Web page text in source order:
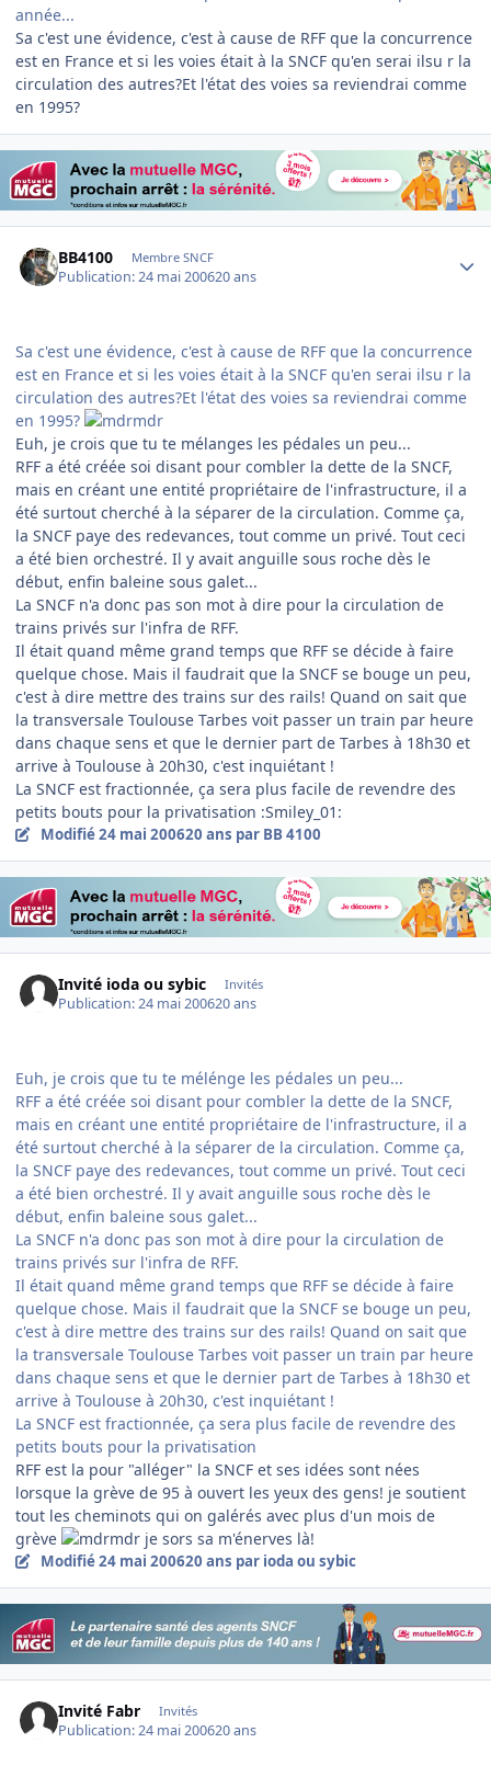
année...
Sa c'est une évidence, c'est à cause de RFF que la concurrence
est en France et si les voies était à la SNCF qu'en serai ilsu r la
circulation des autres?Et l'état des voies sa reviendrai comme
en 1995?
BB4100 Membre SNCF
Publication:24 mai 200620 ans
Sa c'est une évidence, c'est à cause de RFF que la concurrence
est en France et si les voies était à la SNCF qu'en serai ilsu r la
circulation des autres?Et l'état des voies sa reviendrai comme
en 1995?
Euh, je crois que tu te mélanges les pédales un peu...
RFF a été créée soi disant pour combler la dette de la SNCF,
mais en créant une entité propriétaire de l'infrastructure, il a
été surtout cherché à la séparer de la circulation. Comme ça,
la SNCF paye des redevances, tout comme un privé. Tout ceci
a été bien orchestré. Il y avait anguille sous roche dès le
début, enfin baleine sous galet...
La SNCF n'a donc pas son mot à dire pour la circulation de
trains privés sur l'infra de RFF.
Il était quand même grand temps que RFF se décide à faire
quelque chose. Mais il faudrait que la SNCF se bouge un peu,
c'est à dire mettre des trains sur des rails! Quand on sait que
la transversale Toulouse Tarbes voit passer un train par heure
dans chaque sens et que le dernier part de Tarbes à 18h30 et
arrive à Toulouse à 20h30, c'est inquiétant !
La SNCF est fractionnée, ça sera plus facile de revendre des
petits bouts pour la privatisation :Smiley_01:
Modifié24 mai 200620 ans par BB 4100
Invité ioda ou sybic Invités
Publication:24 mai 200620 ans
Euh, je crois que tu te mélénge les pédales un peu...
RFF a été créée soi disant pour combler la dette de la SNCF,
mais en créant une entité propriétaire de l'infrastructure, il a
été surtout cherché à la séparer de la circulation. Comme ça,
la SNCF paye des redevances, tout comme un privé. Tout ceci
a été bien orchestré. Il y avait anguille sous roche dès le
début, enfin baleine sous galet...
La SNCF n'a donc pas son mot à dire pour la circulation de
trains privés sur l'infra de RFF.
Il était quand même grand temps que RFF se décide à faire
quelque chose. Mais il faudrait que la SNCF se bouge un peu,
c'est à dire mettre des trains sur des rails! Quand on sait que
la transversale Toulouse Tarbes voit passer un train par heure
dans chaque sens et que le dernier part de Tarbes à 18h30 et
arrive à Toulouse à 20h30, c'est inquiétant !
La SNCF est fractionnée, ça sera plus facile de revendre des
petits bouts pour la privatisation
RFF est la pour "alléger" la SNCF et ses idées sont nées
lorsque la grève de 95 à ouvert les yeux des gens! je soutient
tout les cheminots qui on galérés avec plus d'un mois de
grève
je sors sa m'énerves là!
Modifié24 mai 200620 ans par ioda ou sybic
Invité Fabr Invités
Publication:24 mai 200620 ans